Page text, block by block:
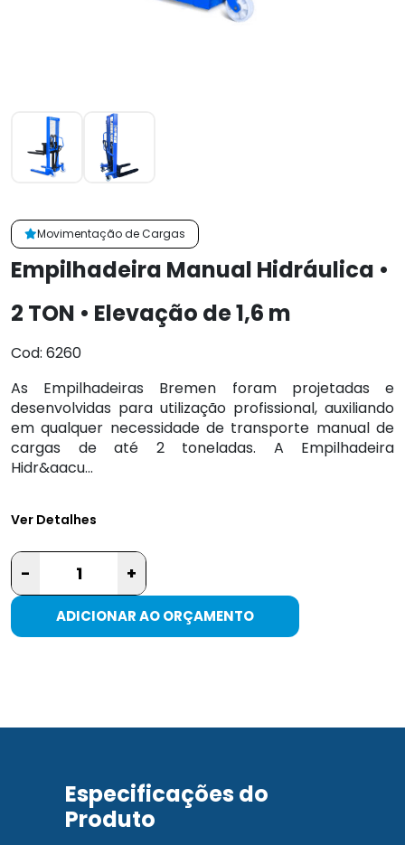
Movimentação de Cargas
Empilhadeira Manual Hidráulica •
2 TON • Elevação de 1,6 m
Cod: 6260
As Empilhadeiras Bremen foram projetadas e
desenvolvidas para utilização profissional, auxiliando
em qualquer necessidade de transporte manual de
cargas de até 2 toneladas. A Empilhadeira
Hidr&aacu...
Ver Detalhes
- +
ADICIONAR AO ORÇAMENTO
Especificações do
Produto